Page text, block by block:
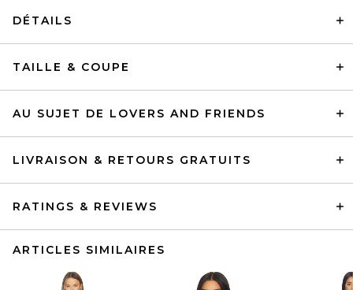
DÉTAILS
TAILLE & COUPE
AU SUJET DE LOVERS AND FRIENDS
LIVRAISON & RETOURS GRATUITS
RATINGS & REVIEWS
ARTICLES SIMILAIRES